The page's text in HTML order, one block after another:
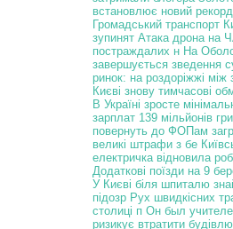
встановлює новий
Громадський транспорт
зупинят Атака дрона на
постраждалих н На
завершується зведення
ринок: на роздоріжжі між
Києві знову тимчасові
В Україні зросте
зарплат 139 мільйонів
повернуть до ФОПам
великі штрафи з бе
електричка відновила
Додаткові поїзди на 9
У Києві біля шпиталю
підозр Рух швидкісних
столиці п Он был
ризикує втратити